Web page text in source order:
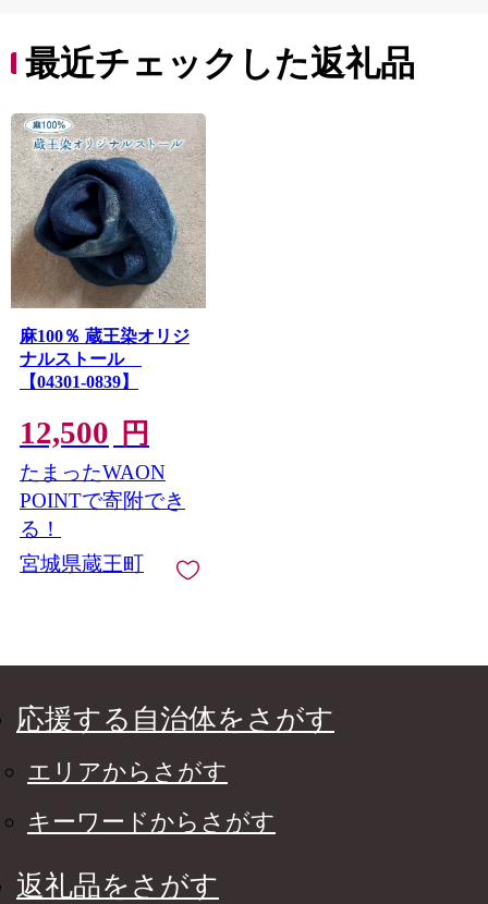
デイ
ファイントゥデイ
最近チェックした返礼品
麻100％ 蔵王染オリジ
ナルストール
【04301-0839】
12,500 円
たまったWAON
POINTで寄附でき
る！
宮城県蔵王町
応援する自治体をさがす
エリアからさがす
キーワードからさがす
返礼品をさがす